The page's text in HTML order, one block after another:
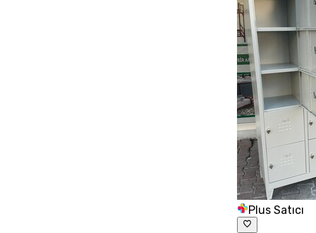
Plus Satıcı